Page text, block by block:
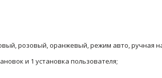
розовый, оранжевый, режим авто, ручная
и 1 установка пользователя;